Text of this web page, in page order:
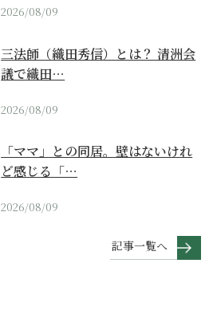
2026/08/09
三法師（織田秀信）とは？ 清洲会
議で織田…
2026/08/09
「ママ」との同居。壁はないけれ
ど感じる「…
2026/08/09
記事一覧へ